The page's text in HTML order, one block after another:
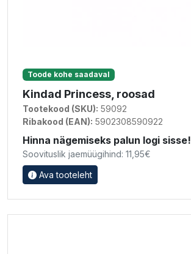
Toode kohe saadaval
Kindad Princess, roosad
Tootekood (SKU): 59092
Ribakood (EAN): 5902308590922
Hinna nägemiseks palun logi sisse!
Soovituslik jaemüügihind: 11,95€
Ava tooteleht